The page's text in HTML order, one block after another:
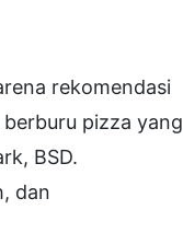
rekomendasi
pizza yang
BSD.
dan